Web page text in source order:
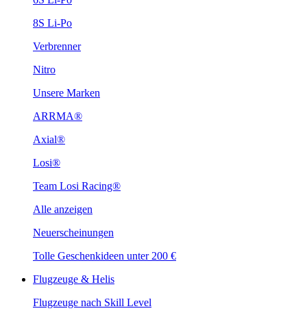
8S Li-Po
Verbrenner
Nitro
Unsere Marken
ARRMA®
Axial®
Losi®
Team Losi Racing®
Alle anzeigen
Neuerscheinungen
Tolle Geschenkideen unter 200 €
Flugzeuge & Helis
Flugzeuge nach Skill Level